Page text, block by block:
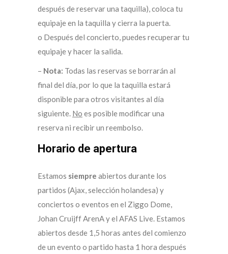
después de reservar una taquilla), coloca tu
equipaje en la taquilla y cierra la puerta.
o Después del concierto, puedes recuperar tu
equipaje y hacer la salida.
– Nota: Todas las reservas se borrarán al
final del día, por lo que la taquilla estará
disponible para otros visitantes al día
siguiente. No es posible modificar una
reserva ni recibir un reembolso.
Horario de apertura
Estamos siempre abiertos durante los
partidos (Ajax, selección holandesa) y
conciertos o eventos en el Ziggo Dome,
Johan Cruijff ArenA y el AFAS Live. Estamos
abiertos desde 1,5 horas antes del comienzo
de un evento o partido hasta 1 hora después